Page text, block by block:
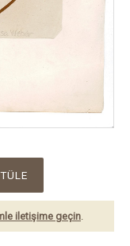
iletişime geçin.